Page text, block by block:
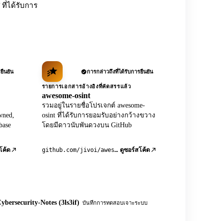
ที่ได้รับการ
นยัน
ค้ด
การกล่าวถึงที่ได้รับการยืนยัน
รายการเอกสารอ้างอิงที่คัดสรรแล้ว
awesome-osint
รวมอยู่ในรายชื่อโปรเจกต์ awesome-
osint ที่ได้รับการยอมรับอย่างกว้างขวาง
โดยมีดาวนับพันดวงบน GitHub
github.com/jivoi/awesome-osint ดูซอร์สโค้ด
Notes (3ls3if) บันทึกการทดสอบเจาะระบบ